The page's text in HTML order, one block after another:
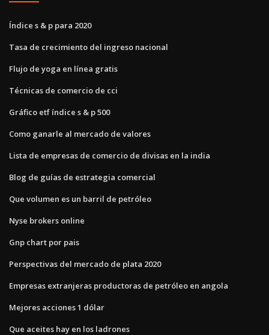
Índice s & p para 2020
Tasa de crecimiento del ingreso nacional
Flujo de yoga en línea gratis
Técnicas de comercio de cci
Gráfico etf índice s & p 500
Como ganarle al mercado de valores
Lista de empresas de comercio de divisas en la india
Blog de guías de estrategia comercial
Que volumen es un barril de petróleo
Nyse brokers online
Gnp chart por pais
Perspectivas del mercado de plata 2020
Empresas extranjeras productoras de petróleo en angola
Mejores acciones 1 dólar
Que aceites hay en los ladrones